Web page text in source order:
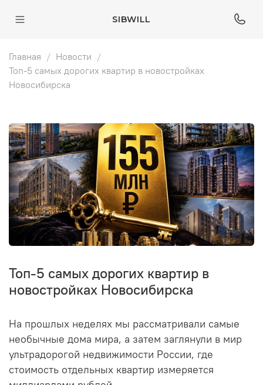
SIBWILL
Главная
Новости
Топ-5 самых дорогих квартир в новостройках
Новосибирска
Топ-5 самых дорогих квартир в
новостройках Новосибирска
На прошлых неделях мы рассматривали самые
необычные дома мира, а затем заглянули в мир
ультрадорогой недвижимости России, где
стоимость отдельных квартир измеряется